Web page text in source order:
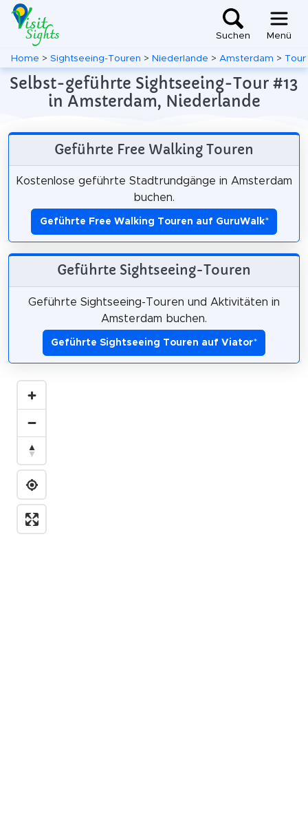
Suchen Menü
Home > Sightseeing-Touren > Niederlande > Amsterdam > Tour
Selbst-geführte Sightseeing-Tour #13
in Amsterdam, Niederlande
Geführte Free Walking Touren
Kostenlose geführte Stadtrundgänge in Amsterdam
buchen.
Geführte Free Walking Touren auf GuruWalk*
Geführte Sightseeing-Touren
Geführte Sightseeing-Touren und Aktivitäten in
Amsterdam buchen.
Geführte Sightseeing Touren auf Viator*